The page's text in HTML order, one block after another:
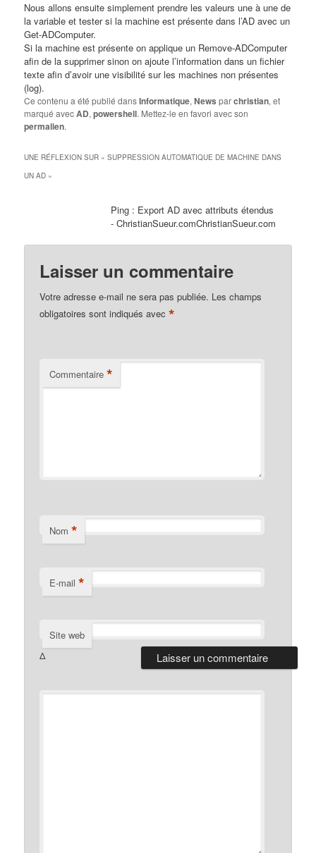
Nous allons ensuite simplement prendre les valeurs une à une de
la variable et tester si la machine est présente dans l’AD avec un
Get-ADComputer.
Si la machine est présente on applique un Remove-ADComputer
afin de la supprimer sinon on ajoute l’information dans un fichier
texte afin d’avoir une visibilité sur les machines non présentes
(log).
Ce contenu a été publié dansInformatique,News parchristian, et
marqué avecAD,powershell. Mettez-le en favori avec son
permalien.
UNE RÉFLEXION SUR «SUPPRESSION AUTOMATIQUE DE MACHINE DANS
UN AD »
Ping : Export AD avec attributs étendus
- ChristianSueur.comChristianSueur.com
Laisser un commentaire
Votre adresse e-mail ne sera pas publiée. Les champs
obligatoires sont indiqués avec*
Commentaire *
Nom *
E-mail *
Site web
Δ